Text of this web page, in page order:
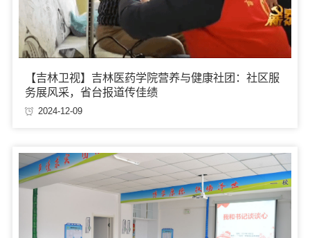
【吉林卫视】吉林医药学院营养与健康社团：社区服
务展风采，省台报道传佳绩
2024-12-09